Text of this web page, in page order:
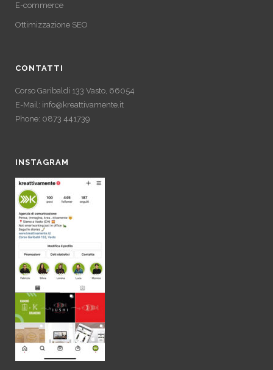
E-commerce
Ottimizzazione SEO
CONTATTI
Corso Garibaldi 133 Vasto, 66054
E-Mail: info@kreattivamente.it
Phone: 0873 441739
INSTAGRAM